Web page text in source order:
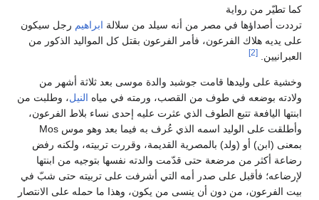
كما تطيّر من رواية
ترددت أصداؤها في مصر من أنه سيلد من سلالة ابراهيم رجل سيكون
على يديه هلاك الفرعون، فأمر الفرعون بقتل كل المواليد الذكور من
العبرانيين.
[2]
وخشية على وليدها قامت جوشبد والدة موسى بعد ثلاثة أشهر من
ولادته بوضعه في طوف من القصب، ورمته في مياه النيل، وطلبت من
ابنتها اليافعة تتبع الطوف الذي عثرت عليه إحدى نساء بلاط الفرعون،
وأطلقت على الوليد اسمه الذي عُرف به فيما بعد وهو موس Mos
بمعنى (ابن) أو (ولد) بالمصرية القديمة، وقررت تربيته، ولكنه رفض
رضاعة أكثر من مرضعة حتى قدّمت والدته نفسها بتوجيه من ابنتها
لإرضاعه؛ فأقبل على صدر أمه التي أشرفت على تربيته حتى شبّ في
بيت الفرعون، من دون أن ينسى من يكون، وهذا ما حمله على الانتصار